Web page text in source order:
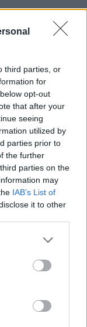
third parties, or
for
opt-out
that after your
seeing
utilized by
parties prior to
the further
parties on the
may
IAB’s List of
it to other
more Google
may click to
party tags to
below Google
Παντσέρι